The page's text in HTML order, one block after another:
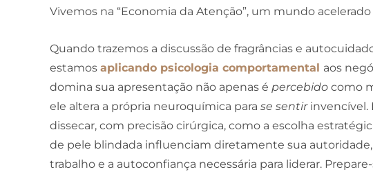
Vivemos na “Economia da Atenção”, um mundo
Quando trazemos a discussão de fragrâncias e
estamos aplicando psicologia comportamental aos
domina sua apresentação não apenas é percebido como
ele altera a própria neuroquímica para se sentirinvencível.
dissecar, com precisão cirúrgica, como a escolha
de pele blindada influenciam diretamente sua
trabalho e a autoconfiança necessária para liderar.